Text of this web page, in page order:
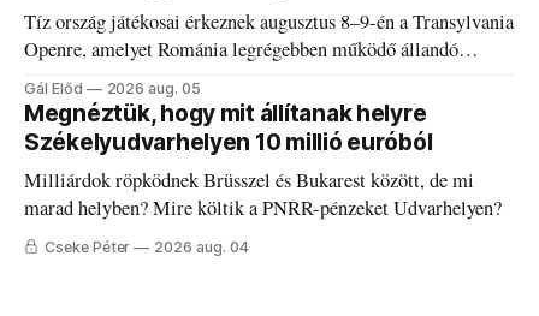
Tíz ország játékosai érkeznek augusztus 8–9-én a Transylvania
Openre, amelyet Románia legrégebben működő állandó
discgolfpályáján rendeznek meg.
Gál Előd 2026 aug. 05
Megnéztük, hogy mit állítanak helyre
Székelyudvarhelyen 10 millió euróból
Milliárdok röpködnek Brüsszel és Bukarest között, de mi
marad helyben? Mire költik a PNRR-pénzeket Udvarhelyen?
Cseke Péter 2026 aug. 04